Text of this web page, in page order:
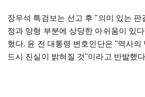
장우석 특검보는 선고 후 "의미 있는 판
정과 양형 부분에 상당한 아쉬움이 있
혔다. 윤 전 대통령 변호인단은 "역사의
드시 진실이 밝혀질 것"이라고 반발했